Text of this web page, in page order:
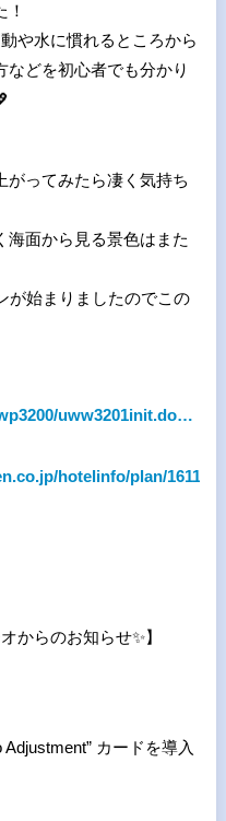
や水に慣れるところから
どを初心者でも分かり
がってみたら凄く気持ち
海面から見る景色はまた
が始まりましたのでこの
uww3201init.do…
hotelinfo/plan/
からのお知らせ✨】
カードを導入